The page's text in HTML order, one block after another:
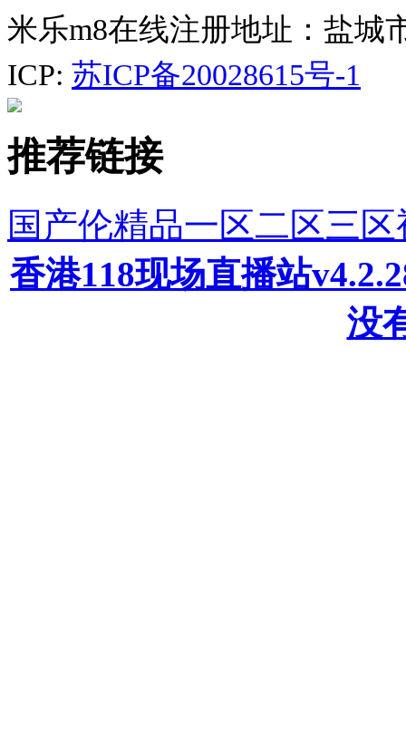
米乐m8在线注册地址：盐城
ICP: 苏ICP备20028615号-1
推荐链接
国产伦精品一区二区三
香港118现场直播站
没